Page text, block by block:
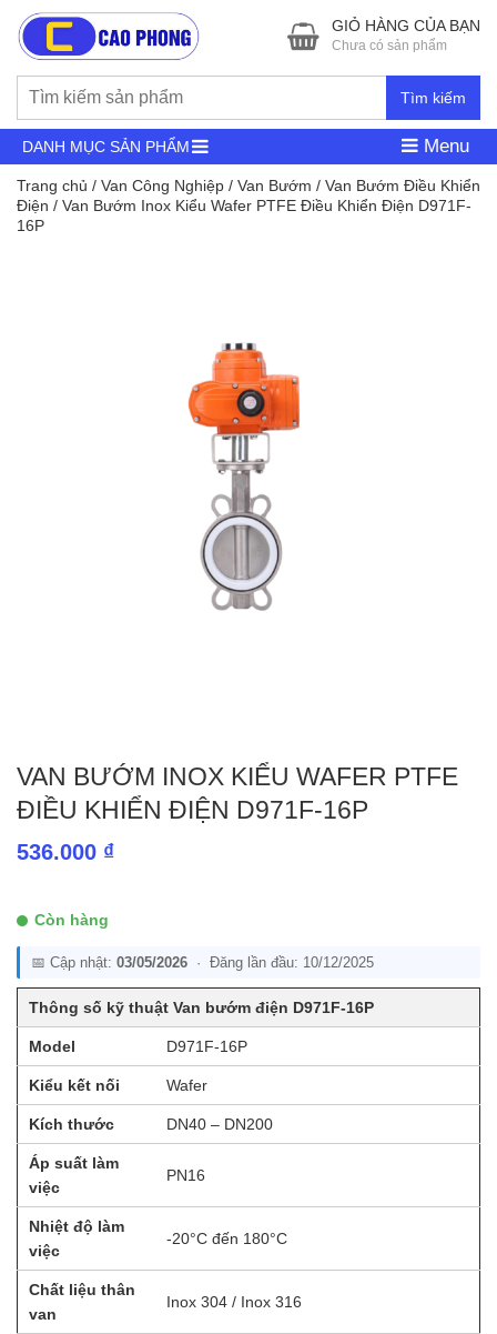
Tìm kiếm
GIỎ HÀNG CỦA BẠN
Chưa có sản phẩm
DANH MỤC SẢN PHẨM Menu
Trang chủ / Van Công Nghiệp / Van Bướm / Van Bướm Điều Khiển
Điện / Van Bướm Inox Kiểu Wafer PTFE Điều Khiển Điện D971F-
16P
VAN BƯỚM INOX KIỂU WAFER PTFE
ĐIỀU KHIỂN ĐIỆN D971F-16P
536.000 ₫
Còn hàng
📅 Cập nhật: 03/05/2026 · Đăng lần đầu: 10/12/2025
Thông số kỹ thuật Van bướm điện D971F-16P
Model D971F-16P
Kiểu kết nối Wafer
Kích thước DN40 – DN200
Áp suất làm
việc
PN16
Nhiệt độ làm
việc
-20°C đến 180°C
Chất liệu thân
van
Inox 304 / Inox 316